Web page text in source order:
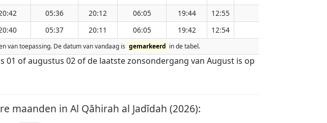
05:36 20:12 06:05 19:44 12:55
05:37 20:11 06:05 19:42 12:54
van toepassing. De datum van vandaag is gemarkeerd in de tabel.
01 of augustus 02 of de laatste zonsondergang van August is op
maanden in Al Qāhirah al Jadīdah (2026):